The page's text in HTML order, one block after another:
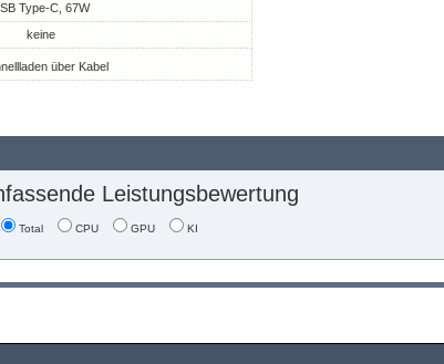
Type-C, 67W
keine
über Kabel
Leistungsbewertung
Total CPU GPU KI